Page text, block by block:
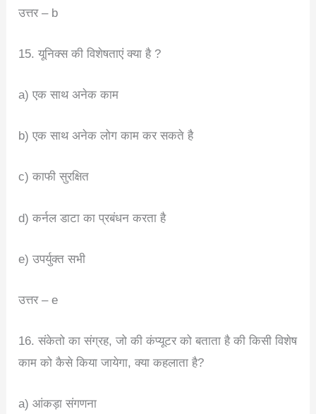
उत्तर – b
15. यूनिक्स की विशेषताएं क्या है ?
a) एक साथ अनेक काम
b) एक साथ अनेक लोग काम कर सकते है
c) काफी सुरक्षित
d) कर्नल डाटा का प्रबंधन करता है
e) उपर्युक्त सभी
उत्तर – e
16. संकेतो का संग्रह, जो की कंप्यूटर को बताता है की किसी विशेष
काम को कैसे किया जायेगा, क्या कहलाता है?
a) आंकड़ा संगणना